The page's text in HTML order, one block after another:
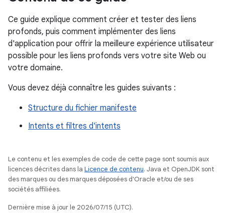
Ce guide explique comment créer et tester des liens
profonds, puis comment implémenter des liens
d'application pour offrir la meilleure expérience utilisateur
possible pour les liens profonds vers votre site Web ou
votre domaine.
Vous devez déjà connaître les guides suivants :
Structure du fichier manifeste
Intents et filtres d'intents
Le contenu et les exemples de code de cette page sont soumis aux
licences décrites dans la Licence de contenu. Java et OpenJDK sont
des marques ou des marques déposées d'Oracle et/ou de ses
sociétés affiliées.
Dernière mise à jour le 2026/07/15 (UTC).